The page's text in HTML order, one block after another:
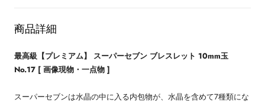
商品詳細
最高級【プレミアム】 スーパーセブン ブレスレット 10mm玉
No.17 [ 画像現物・一点物 ]
スーパーセブンは水晶の中に入る内包物が、水晶を含めて7種類にな